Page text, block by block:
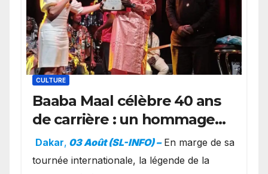
CULTURE
Baaba Maal célèbre 40 ans
de carrière : un hommage
exceptionnel à Oslo en
présence de la famille
Dakar, 03 Août (SL-INFO) – ​En marge de sa
tournée internationale, la légende de la